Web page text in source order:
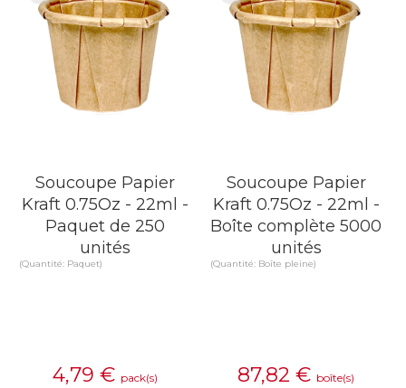
Soucoupe Papier
Kraft 0.75Oz - 22ml -
Paquet de 250
unités
(Quantité: Paquet)
4,79 € pack(s)
Soucoupe Papier
Kraft 0.75Oz - 22ml -
Boîte complète 5000
unités
(Quantité: Boîte pleine)
87,82 € boîte(s)